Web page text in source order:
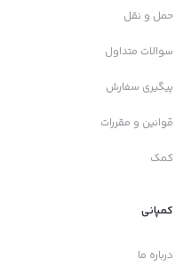
حمل و نقل
سوالات متداول
پیگیری سفارش
قوانین و مقررات
کمک
کمپانی
درباره ما